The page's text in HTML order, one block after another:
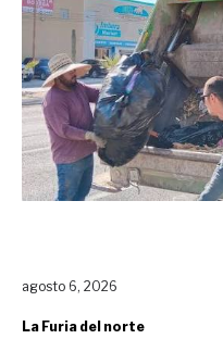
agosto 6, 2026
La Furia del norte